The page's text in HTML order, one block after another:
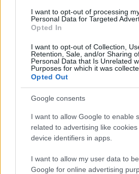
I want to opt-out of processing
Personal Data for Targeted
Opted In
I want to opt-out of Collection,
Retention, Sale, and/or Sharing
Personal Data that Is Unrelated
Purposes for which it was
Opted Out
Google consents
I want to allow Google to enable
related to advertising like
device identifiers in apps.
I want to allow my user data to
Google for online advertising
πολιτισμός που μας
ΟΣΑ ΧΡΕΙΑΖΕΣΑΙ
ΓΙΑ ΤΟ ΚΑΛΟΚΑΙΡΙ